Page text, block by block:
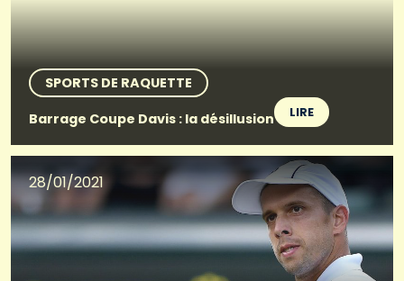
SPORTS DE RAQUETTE
Barrage Coupe Davis : la désillusion
LIRE
28/01/2021